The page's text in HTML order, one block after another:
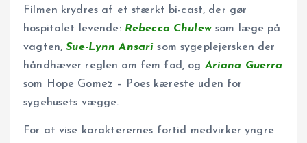
Filmen krydres af et stærkt bi-cast, der gør
hospitalet levende: Rebecca Chulewsom læge på
vagten,Sue-Lynn Ansari som sygeplejersken der
håndhæver reglen om fem fod, og Ariana Guerra
som Hope Gomez – Poes kæreste uden for
sygehusets vægge.
For at vise karakterernes fortid medvirker yngre